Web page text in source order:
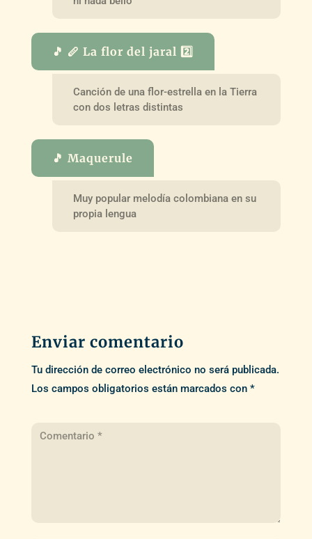
🎵 🪈 La flor del jaral 2️⃣
Canción de una flor-estrella en la Tierra
con dos letras distintas
🎵 Maquerule
Muy popular melodía colombiana en su
propia lengua
Enviar comentario
Tu dirección de correo electrónico no será publicada.
Los campos obligatorios están marcados con *